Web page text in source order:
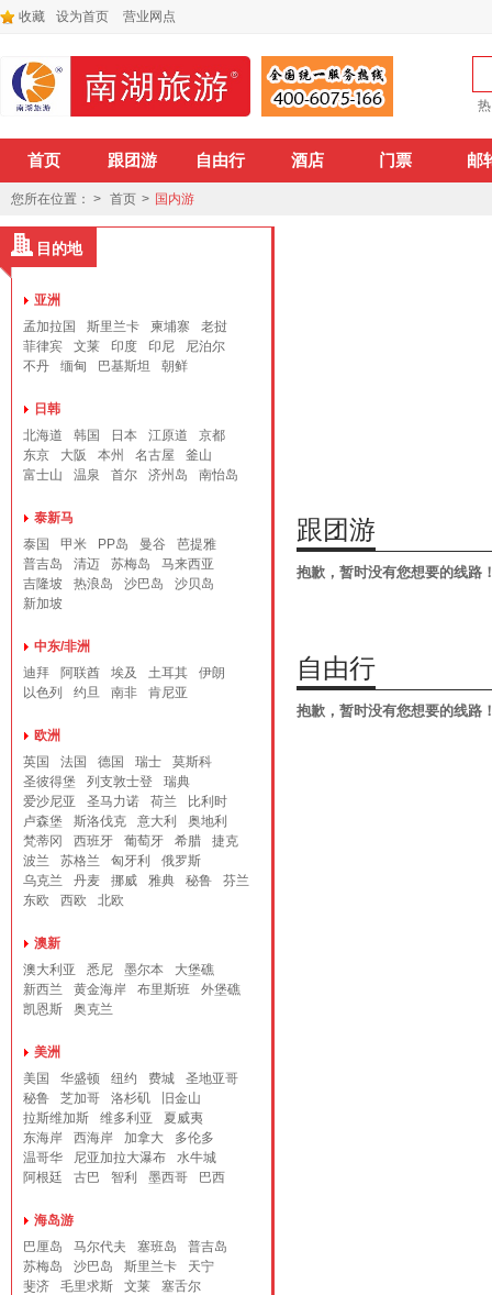
收藏 设为首页 营业网点
首页 跟团游 自由行 酒店 门票 邮
您所在位置： > 首页 > 国内游
目的地
亚洲
孟加拉国
斯里兰卡 柬埔寨
老挝
菲律宾
文莱 印度 印尼
尼泊尔
不丹
缅甸 巴基斯坦 朝鲜
日韩
北海道
韩国 日本 江原道
京都
东京
大阪 本州 名古屋
釜山
富士山
温泉 首尔 济州岛 南怡岛
泰新马
泰国
甲米 PP岛 曼谷
芭提雅
普吉岛
清迈 苏梅岛
马来西亚
吉隆坡
热浪岛 沙巴岛
沙贝岛
新加坡
中东/非洲
迪拜
阿联酋 埃及 土耳其
伊朗
以色列
约旦 南非 肯尼亚
欧洲
英国
法国 德国 瑞士
莫斯科
圣彼得堡
列支敦士登
瑞典
爱沙尼亚
圣马力诺 荷兰
比利时
卢森堡
斯洛伐克 意大利
奥地利
梵蒂冈
西班牙 葡萄牙 希腊
捷克
波兰
苏格兰 匈牙利
俄罗斯
乌克兰
丹麦 挪威 雅典 秘鲁
芬兰
东欧
西欧 北欧
澳新
澳大利亚
悉尼 墨尔本
大堡礁
新西兰
黄金海岸 布里斯班
外堡礁
凯恩斯
奥克兰
美洲
美国
华盛顿 纽约 费城
圣地亚哥
秘鲁
芝加哥 洛杉矶
旧金山
拉斯维加斯
维多利亚
夏威夷
东海岸
西海岸 加拿大
多伦多
温哥华
尼亚加拉大瀑布
水牛城
阿根廷
古巴 智利 墨西哥 巴西
海岛游
巴厘岛
马尔代夫 塞班岛
普吉岛
苏梅岛
沙巴岛 斯里兰卡
天宁
斐济
毛里求斯 文莱 塞舌尔
跟团游
抱歉，暂时没有您想要的线路
自由行
抱歉，暂时没有您想要的线路